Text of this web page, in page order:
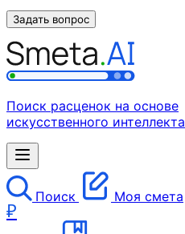
Задать вопрос
Поиск расценок на основе
искусственного интеллекта
Поиск Моя смета
₽